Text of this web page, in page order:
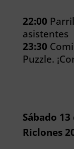
22:00
asistentes
23:30
Puzzle.
Sábado
Riclones